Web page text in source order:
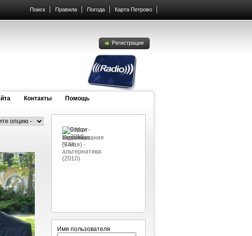
Поиск Правила Погода Карта Петрово
Регистрация
Контакты Помощь
Имя пользователя